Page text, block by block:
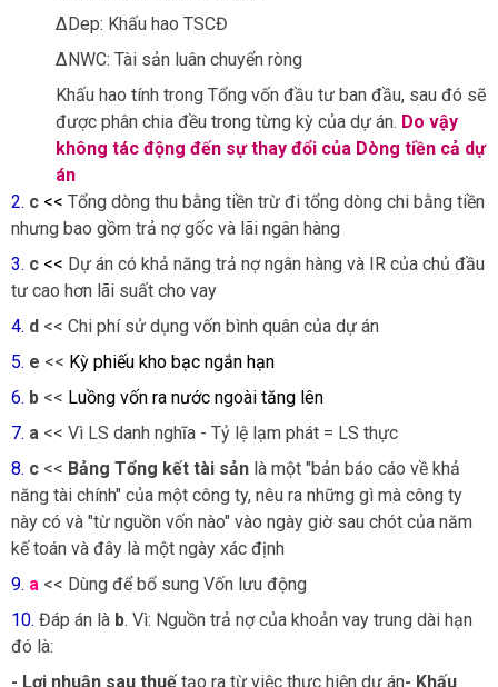
∆Dep: Khấu hao TSCĐ
∆NWC: Tài sản luân chuyển ròng
Khấu hao tính trong Tổng vốn đầu tư ban đầu, sau đó sẽ
được phân chia đều trong từng kỳ của dự án. Do vậy
không tác động đến sự thay đổi của Dòng tiền cả dự
án
2. c << Tổng dòng thu bằng tiền trừ đi tổng dòng chi bằng tiền
nhưng bao gồm trả nợ gốc và lãi ngân hàng
3. c << Dự án có khả năng trả nợ ngân hàng và IR của chủ đầu
tư cao hơn lãi suất cho vay
4. d << Chi phí sử dụng vốn bình quân của dự án
5. e << Kỳ phiếu kho bạc ngắn hạn
6. b << Luồng vốn ra nước ngoài tăng lên
7. a << Vì LS danh nghĩa - Tỷ lệ lạm phát = LS thực
8. c << Bảng Tổng kết tài sản là một "bản báo cáo về khả
năng tài chính" của một công ty, nêu ra những gì mà công ty
này có và "từ nguồn vốn nào" vào ngày giờ sau chót của năm
kế toán và đây là một ngày xác định
9. a << Dùng để bổ sung Vốn lưu động
10. Đáp án là b. Vì: Nguồn trả nợ của khoản vay trung dài hạn
đó là:
- Lợi nhuận sau thuếtạo ra từ việc thực hiện dự án- Khấu